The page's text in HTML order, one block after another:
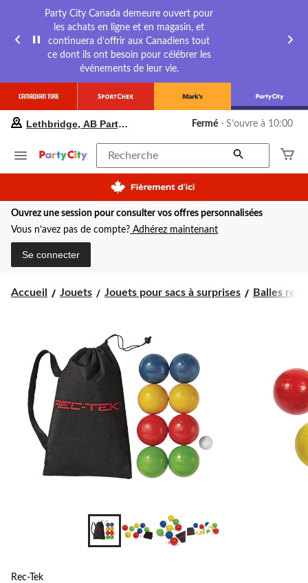
Party City Canada demeure ouvert pour
les achats en ligne et en magasin, et
continuera d’offrir aux Canadiens tout
ce dont ils ont besoin pour célébrer les
événements de leur vie.
préféré
Lethbridge,
Party
City,
courament
Fermé,
pour
Lethbridge, AB Party City Fermé ⋅ S’ouvre à 10:00
Recherche
Ouvrez une session pour consulter vos offres personnalisées
Vous n’avez pas de compte? Adhérez maintenant
Se connecter
Accueil Jouets Jouets pour sacs à surprises Balles
+6
Rec-Tek